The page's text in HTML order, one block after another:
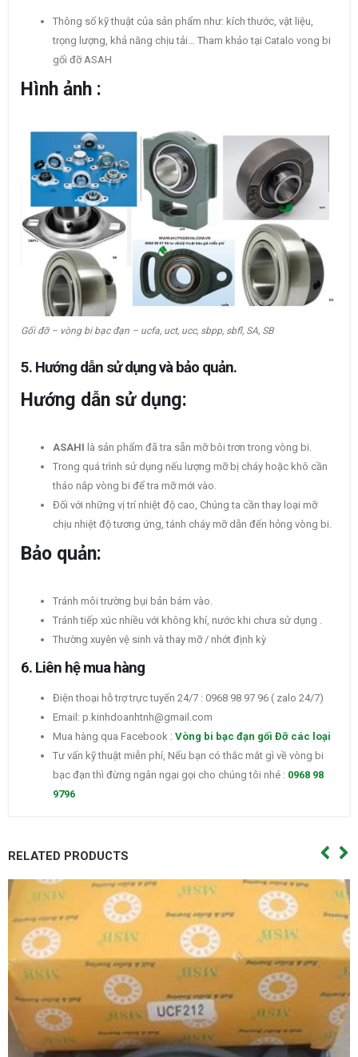
Thông số kỹ thuật của sản phẩm như: kích thước, vật liệu,
trọng lượng, khả năng chịu tải… Tham khảo tại Catalo vong bi
gối đỡ ASAH
Hình ảnh :
Gối đỡ – vòng bi bạc đạn – ucfa, uct, ucc, sbpp, sbfl, SA, SB
5. Hướng dẫn sử dụng và bảo quản.
Hướng dẫn sử dụng:
ASAHI là sản phẩm đã tra sẵn mỡ bôi trơn trong vòng bi.
Trong quá trình sử dụng nếu lượng mỡ bị cháy hoặc khô cần
tháo nắp vòng bi để tra mỡ mới vào.
Đối với những vị trí nhiệt độ cao, Chúng ta cần thay loại mỡ
chịu nhiệt độ tương ứng, tánh cháy mỡ dẫn đến hỏng vòng bi.
Bảo quản:
Tránh môi trường bụi bản bám vào.
Tránh tiếp xúc nhiều với không khí, nước khi chưa sử dụng .
Thường xuyên vệ sinh và thay mỡ / nhớt định kỳ
6. Liên hệ mua hàng
Điện thoại hỗ trợ trực tuyến 24/7 : 0968 98 97 96 ( zalo 24/7)
Email: p.kinhdoanhtnh@gmail.com
Mua hàng qua Facebook : Vòng bi bạc đạn gối Đỡ các loại
Tư vấn kỹ thuật miễn phí, Nếu bạn có thắc mắt gì về vòng bi
bạc đạn thì đừng ngân ngại gọi cho chúng tôi nhé : 0968 98
9796
RELATED PRODUCTS